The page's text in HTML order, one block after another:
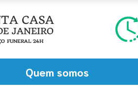
Quem somos